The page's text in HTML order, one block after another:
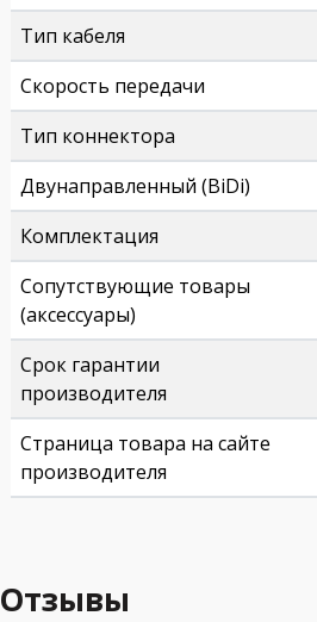
Тип кабеля
Скорость передачи
Тип коннектора
Двунаправленный (BiDi)
Комплектация
Сопутствующие товары
(аксессуары)
Срок гарантии
производителя
Страница товара на сайте
производителя
Отзывы